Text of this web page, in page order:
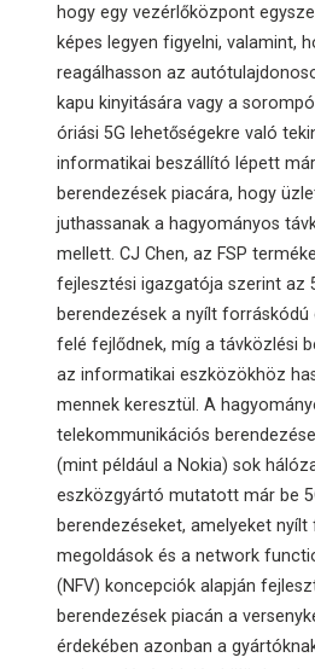
hogy egy vezérlőközpont
képes legyen figyelni, valamint,
reagálhasson az
kapu kinyitására vagy a
óriási 5G lehetőségekre való
informatikai beszállító lépett
berendezések piacára, hogy
juthassanak a hagyományos
mellett. CJ Chen, az FSP
fejlesztési igazgatója szerint az
berendezések a nyílt forráskódú
felé fejlődnek, míg a távközlési
az informatikai eszközökhöz
mennek keresztül. A
telekommunikációs
(mint például a Nokia) sok
eszközgyártó mutatott már be
berendezéseket, amelyeket
megoldások és a network
(NFV) koncepciók alapján
berendezések piacán a
érdekében azonban a